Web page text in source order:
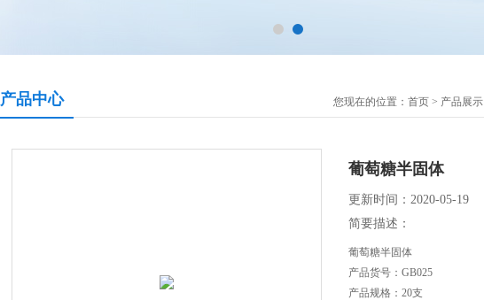
产品中心 您现在的位置： 首页 > 产品展示
葡萄糖半固体
更新时间：2020-05-19
简要描述：
葡萄糖半固体
产品货号：GB025
产品规格：20支